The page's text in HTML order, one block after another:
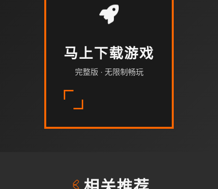
马上下载游戏
完整版 · 无限制畅玩